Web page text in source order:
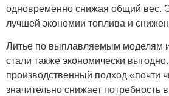
одновременно снижая общий вес.
лучшей экономии топлива и
Литье по выплавляемым моделям
стали также экономически
производственный подход «почти
значительно снижает потребность